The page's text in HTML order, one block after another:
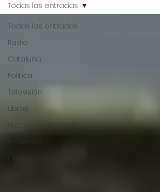
Todas las entradas
Radio
Cataluña
Política
Televisión
Libros
Historia de la Radio
Podemos
Cadena SER
Todas las entradas